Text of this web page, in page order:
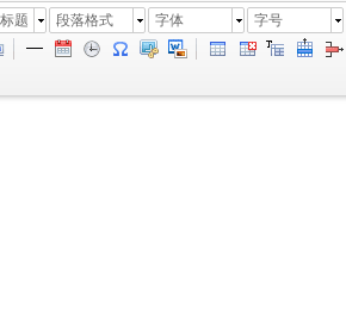
题 段落格式 字体 字号